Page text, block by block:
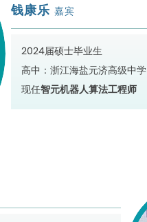
钱康乐 嘉宾
2024届硕士毕业生
高中：浙江海盐元济高级中学
现任智元机器人算法工程师